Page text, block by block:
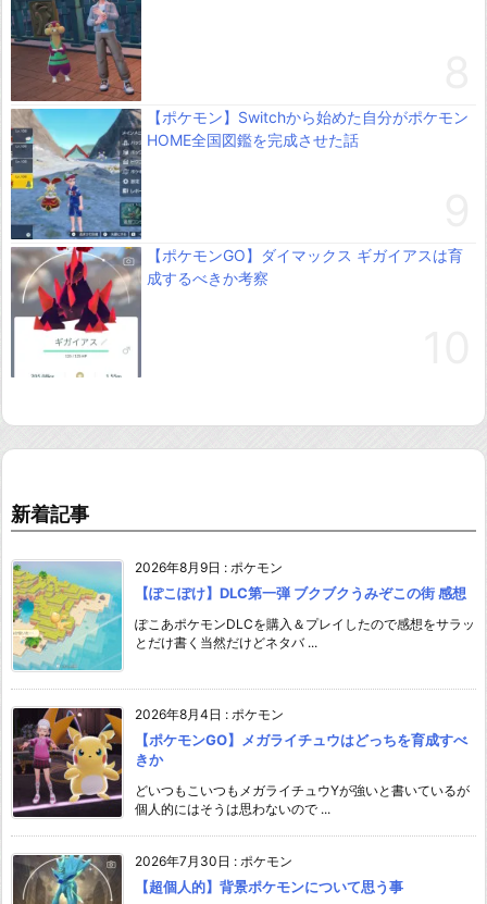
【ポケモン】Switchから始めた自分がポケモン
HOME全国図鑑を完成させた話
【ポケモンGO】ダイマックス ギガイアスは育
成するべきか考察
新着記事
2026年8月9日 : ポケモン
【ぽこぽけ】DLC第一弾 ブクブクうみぞこの街 感想
ぽこあポケモンDLCを購入＆プレイしたので感想をサラッ
とだけ書く当然だけどネタバ ...
2026年8月4日 : ポケモン
【ポケモンGO】メガライチュウはどっちを育成すべ
きか
どいつもこいつもメガライチュウYが強いと書いているが
個人的にはそうは思わないので ...
2026年7月30日 : ポケモン
【超個人的】背景ポケモンについて思う事